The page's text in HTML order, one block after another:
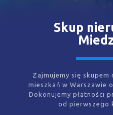
Skup
Zajmujemy się skupem
mieszkań w Warszawie
Dokonujemy płatności
od pierwszego